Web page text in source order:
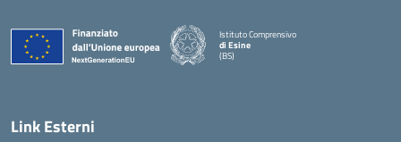
Istituto Comprensivo
di Esine
(BS)
Link Esterni